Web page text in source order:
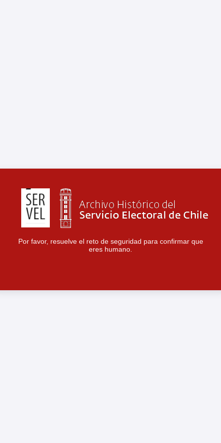
Por favor, resuelve el reto de seguridad para confirmar que
eres humano.